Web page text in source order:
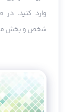
وارد کنيد.
شخص و بخش